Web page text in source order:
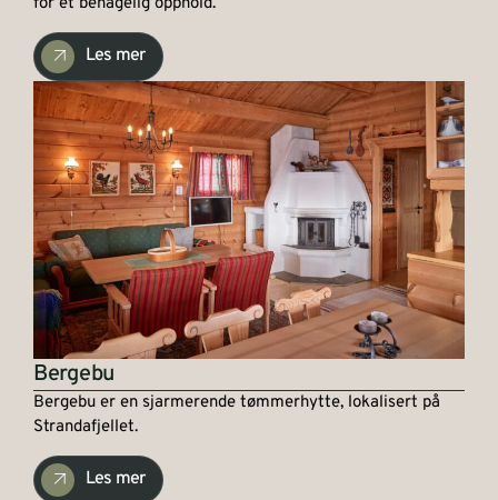
Les mer
Bergebu
Bergebu er en sjarmerende tømmerhytte, lokalisert på
Strandafjellet.
Les mer